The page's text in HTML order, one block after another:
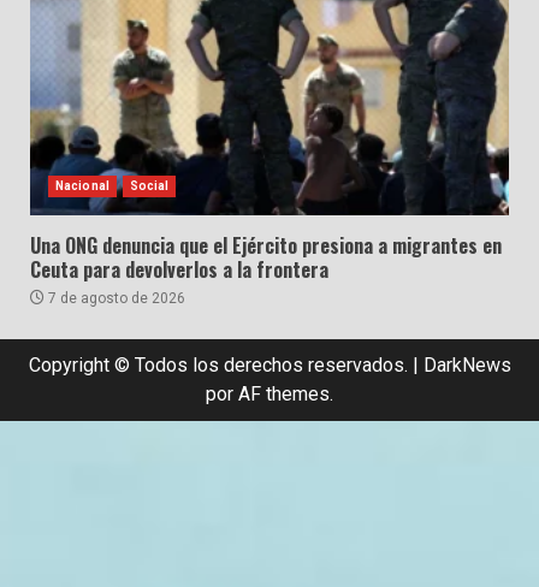
Nacional Social
Una ONG denuncia que el Ejército presiona a migrantes en
Ceuta para devolverlos a la frontera
7 de agosto de 2026
Copyright © Todos los derechos reservados.
DarkNews
por AF themes.